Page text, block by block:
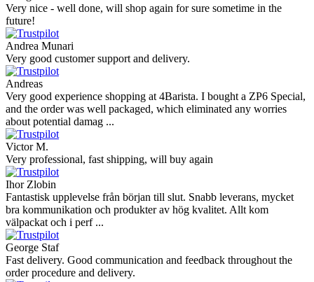
Very nice - well done, will shop again for sure sometime in the
future!
Andrea Munari
Very good customer support and delivery.
Andreas
Very good experience shopping at 4Barista. I bought a ZP6 Special,
and the order was well packaged, which eliminated any worries
about potential damag ...
Victor M.
Very professional, fast shipping, will buy again
Ihor Zlobin
Fantastisk upplevelse från början till slut. Snabb leverans, mycket
bra kommunikation och produkter av hög kvalitet. Allt kom
välpackat och i perf ...
George Staf
Fast delivery. Good communication and feedback throughout the
order procedure and delivery.